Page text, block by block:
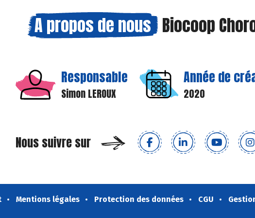
A propos de nous Biocoop
Responsable
Simon LEROUX
Année de
2020
Nous suivre sur
Mentions légales Protection des données CGU